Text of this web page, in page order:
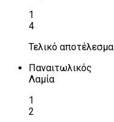
1
4
Τελικό αποτέλεσμα
Παναιτωλικός
Λαμία
1
2